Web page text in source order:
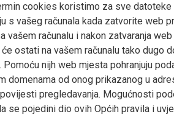
cookies koristimo za sve
vašeg računala kada zatvorite web
računalu i nakon zatvaranja
ostati na vašem računalu tako dugo
nijh web mjesta pohranjuju
od onog prikazanog u
pregledavanja. Mogućnosti
se pojedini dio ovih Općih pravila i